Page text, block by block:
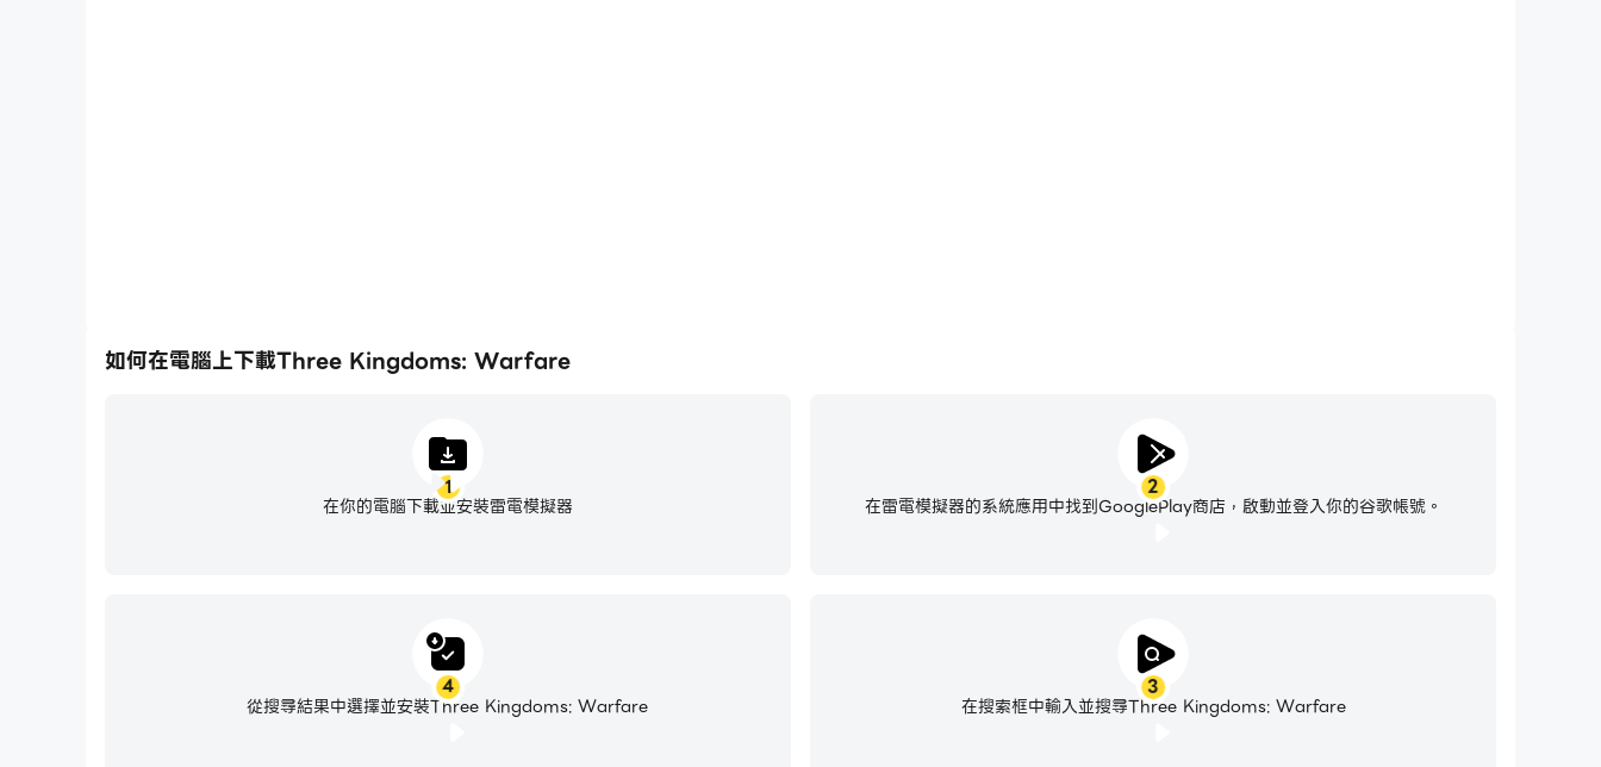
如何在電腦上下載Three Kingdoms: Warfare
1
在你的電腦下載並安裝雷電模擬器
2
在雷電模擬器的系統應用中找到GooglePlay商店，啟動並登入你的谷歌帳號。
3
在搜索框中輸入並搜尋Three Kingdoms: Warfare
4
從搜尋結果中選擇並安裝Three Kingdoms: Warfare